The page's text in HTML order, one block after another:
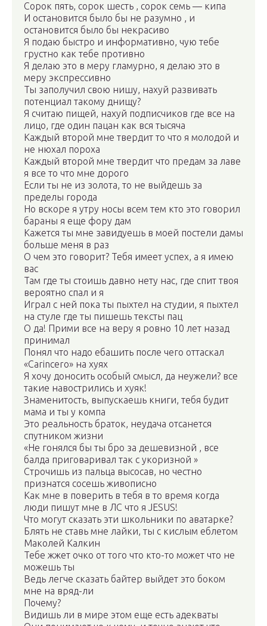
Cорок пять, сорок шесть , сорок семь — кипа
И остановится было бы не разумно , и
остановится было бы некрасиво
Я подаю быстро и информативно, чую тебе
грустно как тебе противно
Я делаю это в меру гламурно, я делаю это в
меру экспрессивно
Ты заполучил свою нишу, нахуй развивать
потенциал такому днищу?
Я считаю пищей, нахуй подписчиков где все на
лицо, где один пацан как вся тысяча
Каждый второй мне твердит то что я молодой и
не нюхал пороха
Каждый второй мне твердит что предам за лаве
я все то что мне дорого
Если ты не из золота, то не выйдешь за
пределы города
Но вскоре я утру носы всем тем кто это говорил
бараны я еще фору дам
Кажется ты мне завидуешь в моей постели дамы
больше меня в раз
О чем это говорит? Тебя имеет успех, а я имею
вас
Там где ты стоишь давно нету нас, где спит твоя
вероятно спал и я
Играл с ней пока ты пыхтел на студии, я пыхтел
на стуле где ты пишешь тексты пац
О да! Прими все на веру я ровно 10 лет назад
принимал
Понял что надо ебашить после чего оттаскал
«Carincero» на хуях
Я хочу доносить особый смысл, да неужели? все
такие навострились и хуяк!
Знаменитость, выпускаешь книги, тебя будит
мама и ты у компа
Это реальность браток, неудача отсанется
спутником жизни
«Не гонялся бы ты бро за дешевизной , все
балда приговаривал так с укоризной »
Строчишь из пальца высосав, но честно
признатся сосешь живописно
Как мне в поверить в тебя в то время когда
люди пишут мне в ЛС что я JESUS!
Что могут сказать эти школьники по аватарке?
Блять не ставь мне лайки, ты с кислым еблетом
Маколей Калкин
Тебе жжет очко от того что кто-то может что не
можешь ты
Ведь легче сказать байтер выйдет это боком
мне на вряд-ли
Почему?
Видишь ли в мире этом еще есть адекваты